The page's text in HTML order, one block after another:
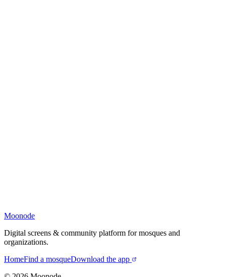
Moonode
Digital screens & community platform for mosques and
organizations.
HomeFind a mosqueDownload the app